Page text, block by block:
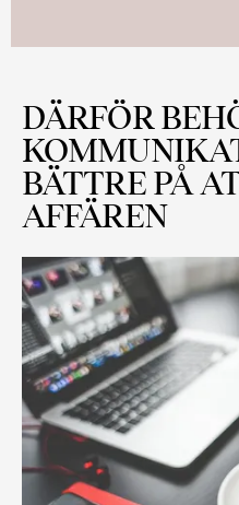
DÄRFÖR
BÄTTRE PÅ
AFFÄREN